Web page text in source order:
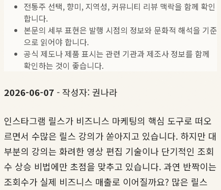
전통주 선택, 향미, 지역성, 커뮤니티 리뷰 맥락을 함께 확인
합니다.
본문의 세부 표현은 발행 시점의 정보와 문화적 해석을 기준
으로 읽어야 합니다.
공식 제도나 제품 표시는 관련 기관과 제조사 정보를 함께
확인하는 것이 좋습니다.
2026-06-07 - 작성자: 권나라
인스타그램 릴스가 비즈니스 마케팅의 핵심 도구로 떠오
르면서 수많은 릴스 강의가 쏟아지고 있습니다. 하지만 대
부분의 강의는 화려한 영상 편집 기술이나 단기적인 조회
수 상승 비법에만 초점을 맞추고 있습니다. 과연 반짝이는
조회수가 실제 비즈니스 매출로 이어질까요? 많은 릴스